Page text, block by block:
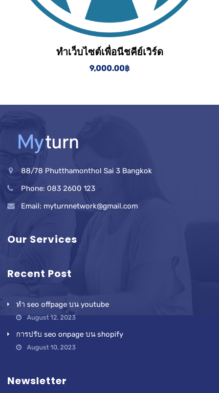
View Details Add to cart
ทำเว็บไซต์เพื่อนีชคีย์เวิร์ด
9,000.00฿
88/78 Phutthamonthol Sai 3 Bangkok
Phone: 083 2600 123
Email: myturnnetwork@gmail.com
Our Services
Recent Post
ทำ seo offpage บน youtube
August 12, 2023
การปรับ seo onpage บน shopify
August 10, 2023
Newsletter